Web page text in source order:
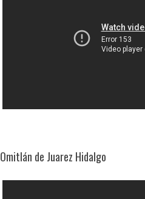
Omitlán de Juarez Hidalgo